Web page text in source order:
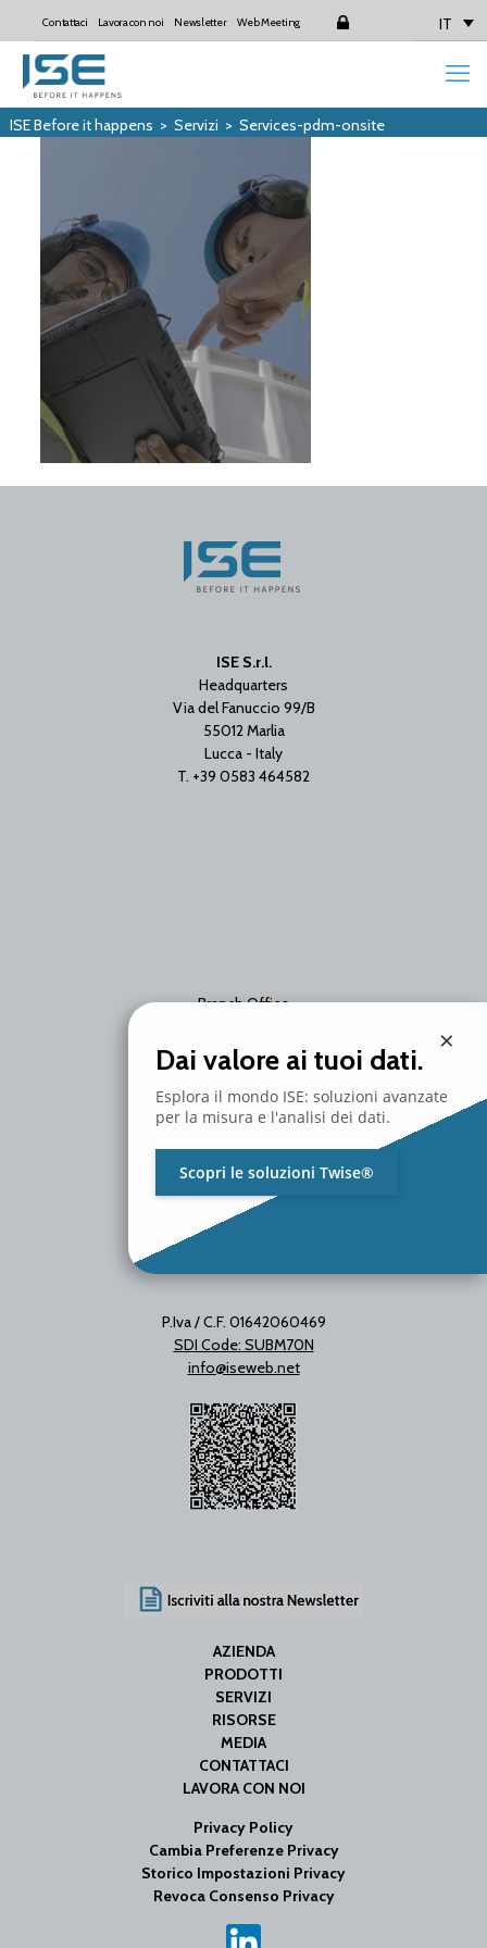
Contattaci Lavora con noi Newsletter Web Meeting IT
ISE Before it happens > Servizi > Services-pdm-onsite
ISE S.r.l.
Headquarters
Via del Fanuccio 99/B
55012 Marlia
Lucca - Italy
T. +39 0583 464582
Branch Office
20097 San Donato Milanese
Milano - Italy
T. +39 02 2153663
P.Iva / C.F. 01642060469
SDI Code: SUBM70N
info@iseweb.net
AZIENDA
PRODOTTI
SERVIZI
RISORSE
MEDIA
CONTATTACI
LAVORA CON NOI
Privacy Policy
Cambia Preferenze Privacy
Storico Impostazioni Privacy
Revoca Consenso Privacy
×
Dai valore ai tuoi dati.
Esplora il mondo ISE: soluzioni avanzate
per la misura e l'analisi dei dati.
Scopri le soluzioni Twise®